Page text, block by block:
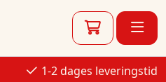
1-2 dages leveringstid